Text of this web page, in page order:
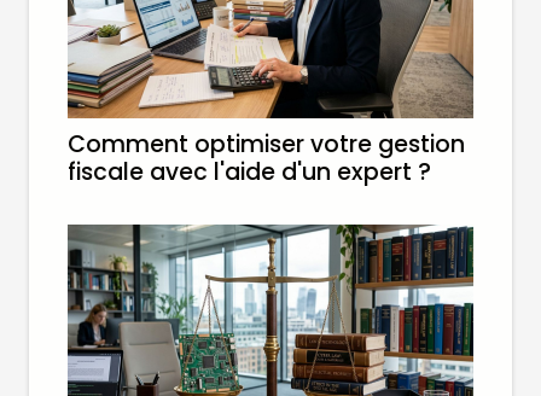
Comment optimiser votre gestion
fiscale avec l'aide d'un expert ?